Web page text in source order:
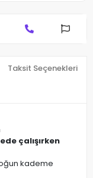
Taksit Seçenekleri
çalışırken
kademe